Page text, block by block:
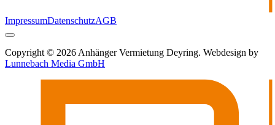
ImpressumDatenschutzAGB
Copyright © 2026 Anhänger Vermietung Deyring. Webdesign by
Lunnebach Media GmbH